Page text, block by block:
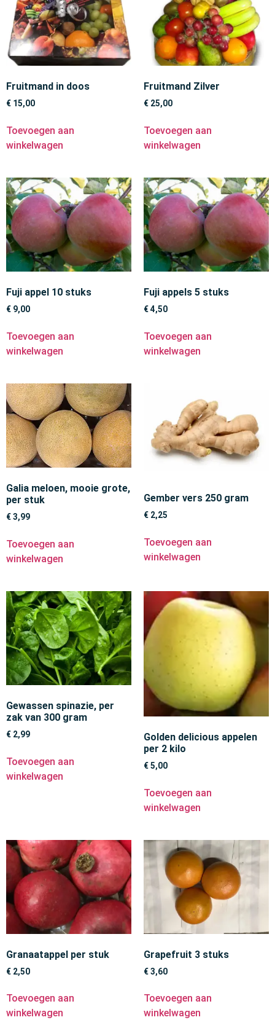
Fruitmand in doos
€ 15,00
Toevoegen aan
winkelwagen
Fruitmand Zilver
€ 25,00
Toevoegen aan
winkelwagen
Fuji appel 10 stuks
€ 9,00
Toevoegen aan
winkelwagen
Fuji appels 5 stuks
€4,50
Toevoegen aan
winkelwagen
Galia meloen, mooie grote,
per stuk
€3,99
Toevoegen aan
winkelwagen
Gember vers 250 gram
€ 2,25
Toevoegen aan
winkelwagen
Gewassen spinazie, per
zak van 300 gram
€ 2,99
Toevoegen aan
winkelwagen
Golden delicious appelen
per 2 kilo
€5,00
Toevoegen aan
winkelwagen
Granaatappel per stuk
€ 2,50
Toevoegen aan
winkelwagen
Grapefruit 3 stuks
€3,60
Toevoegen aan
winkelwagen